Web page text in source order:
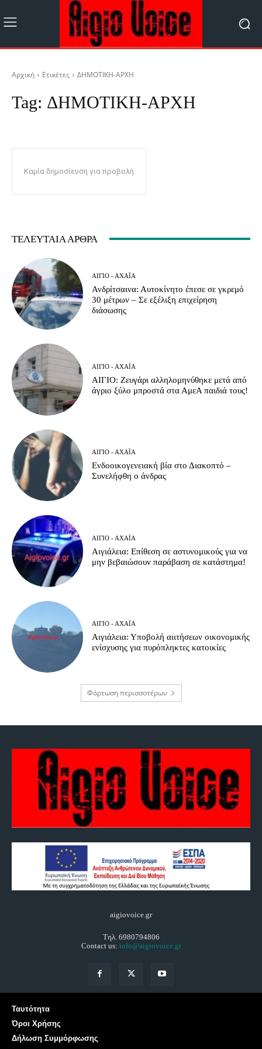
Αρχική Ετικέτες ΔΗΜΟΤΙΚΗ-ΑΡΧΗ
Tag: ΔΗΜΟΤΙΚΗ-ΑΡΧΗ
Καμία δημοσίευση για προβολή
ΤΕΛΕΥΤΑΊΑ ΆΡΘΡΑ
ΑΊΓΙΟ - ΑΧΑΪ́Α
Ανδρίτσαινα: Αυτοκίνητο έπεσε σε γκρεμό
30 μέτρων – Σε εξέλιξη επιχείρηση
διάσωσης
ΑΊΓΙΟ - ΑΧΑΪ́Α
ΑΙΓΙΟ: Ζευγάρι αλληλομηνύθηκε μετά από
άγριο ξύλο μπροστά στα ΑμεΑ παιδιά τους!
ΑΊΓΙΟ - ΑΧΑΪ́Α
Ενδοοικογενειακή βία στο Διακοπτό –
Συνελήφθη ο άνδρας
ΑΊΓΙΟ - ΑΧΑΪ́Α
Αιγιάλεια: Επίθεση σε αστυνομικούς για να
μην βεβαιώσουν παράβαση σε κατάστημα!
ΑΊΓΙΟ - ΑΧΑΪ́Α
Αιγιάλεια: Υποβολή αιιτήσεων οικονομικής
ενίσχυσης για πυρόπληκτες κατοικίες
Φόρτωση περισσοτέρων
aigiovoice.gr
Τηλ. 6980794806
Contact us: info@aigiovoice.gr
Ταυτότητα
Όροι Χρήσης
Δήλωση Συμμόρφωσης